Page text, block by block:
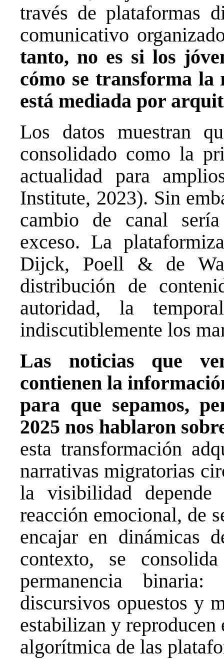
través de plataformas
comunicativo
tanto, no es si los
cómo se transforma la
está mediada por
Los datos muestran
consolidado como la
actualidad para
Institute, 2023). Sin
cambio de canal
exceso. La
Dijck, Poell & de
distribución de
autoridad, la
indiscutiblemente los
Las noticias que
contienen la
para que sepamos,
2025 nos hablaron
esta transformación
narrativas migratorias
la visibilidad
reacción emocional, de
encajar en dinámicas
contexto, se
permanencia
discursivos opuestos y
estabilizan y
algorítmica de las